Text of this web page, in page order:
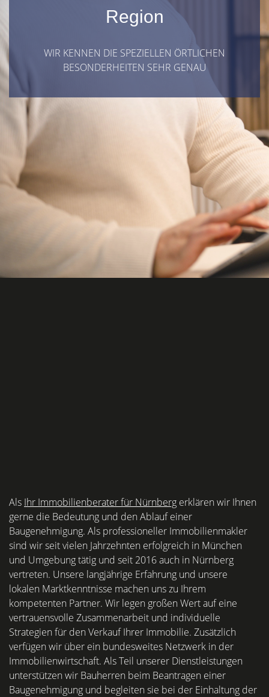
Region
WIR KENNEN DIE SPEZIELLEN ÖRTLICHEN
BESONDERHEITEN SEHR GENAU
Als Ihr Immobilienberater für Nürnberg erklären wir Ihnen
gerne die Bedeutung und den Ablauf einer
Baugenehmigung. Als professioneller Immobilienmakler
sind wir seit vielen Jahrzehnten erfolgreich in München
und Umgebung tätig und seit 2016 auch in Nürnberg
vertreten. Unsere langjährige Erfahrung und unsere
lokalen Marktkenntnisse machen uns zu Ihrem
kompetenten Partner. Wir legen großen Wert auf eine
vertrauensvolle Zusammenarbeit und individuelle
Strategien für den Verkauf Ihrer Immobilie. Zusätzlich
verfügen wir über ein bundesweites Netzwerk in der
Immobilienwirtschaft. Als Teil unserer Dienstleistungen
unterstützen wir Bauherren beim Beantragen einer
Baugenehmigung und begleiten sie bei der Einhaltung der